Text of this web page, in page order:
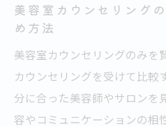
美容室カウンセリング
め方法
美容室カウンセリングのみを
カウンセリングを受けて比較
分に合った美容師やサロンを
容やコミュニケーションの相